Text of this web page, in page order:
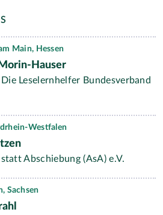
Main, Hessen
Hauser
Leselernhelfer Bundesverband
Westfalen
Abschiebung (AsA) e.V.
Sachsen